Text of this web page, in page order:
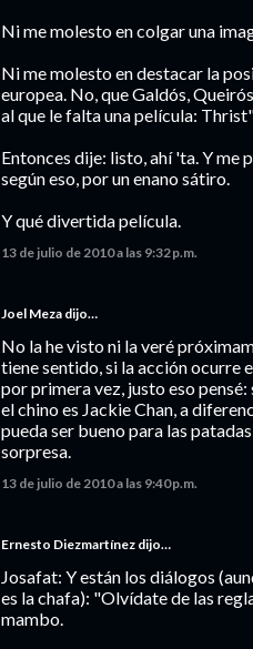
Ni me molesto en colgar una
Ni me molesto en destacar la
europea. No, que Galdós,
al que le falta una película:
Entonces dije: listo, ahí 'ta. Y me
según eso, por un enano sátiro.
Y qué divertida película.
13 de julio de 2010 a las 9:32 p.m.
Joel Meza dijo…
No la he visto ni la veré
tiene sentido, si la acción ocurre
por primera vez, justo eso
el chino es Jackie Chan, a
pueda ser bueno para las
sorpresa.
13 de julio de 2010 a las 9:40 p.m.
Ernesto Diezmartínez dijo…
Josafat: Y están los diálogos
es la chafa): "Olvídate de las
mambo.